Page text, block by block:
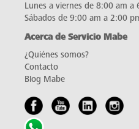
Lunes a viernes de 8:00 am a
Sábados de 9:00 am a 2:00
Acerca de Servicio Mabe
¿Quiénes somos?
Contacto
Blog Mabe